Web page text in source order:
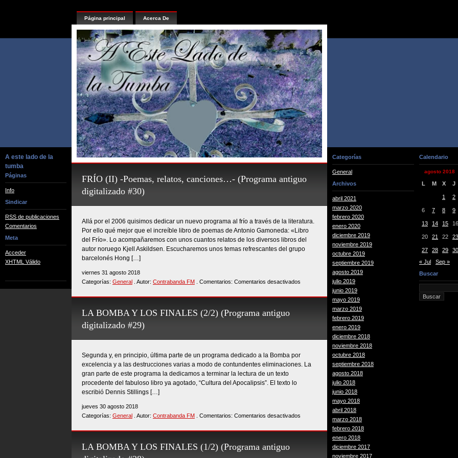
A este lado de la
tumba
Páginas
Info
Sindicar
RSS de publicaciones
Comentarios
Meta
Acceder
XHTML Válido
Página principal Acerca De
FRÍO (II) -Poemas, relatos, canciones…- (Programa antiguo
digitalizado #30)
Allá por el 2006 quisimos dedicar un nuevo programa al frío a través de la literatura.
Por ello qué mejor que el increíble libro de poemas de Antonio Gamoneda: «Libro
del Frío». Lo acompañaremos con unos cuantos relatos de los diversos libros del
autor noruego Kjell Askildsen. Escucharemos unos temas refrescantes del grupo
barcelonés Hong […]
viernes 31 agosto 2018
Categorías: General . Autor: Contrabanda FM . Comentarios: Comentarios desactivados
(II)
canciones…-
antiguo
digitalizado
LA BOMBA Y LOS FINALES (2/2) (Programa antiguo
digitalizado #29)
Segunda y, en principio, última parte de un programa dedicado a la Bomba por
excelencia y a las destrucciones varias a modo de contundentes eliminaciones. La
gran parte de este programa la dedicamos a terminar la lectura de un texto
procedente del fabuloso libro ya agotado, “Cultura del Apocalipsis”. El texto lo
escribió Dennis Stillings […]
jueves 30 agosto 2018
Categorías: General . Autor: Contrabanda FM . Comentarios: Comentarios desactivados
BOMBA
LA BOMBA Y LOS FINALES (1/2) (Programa antiguo
Categorías
General
Archivos
abril 2021
marzo 2020
febrero 2020
enero 2020
diciembre 2019
noviembre 2019
octubre 2019
septiembre 2019
agosto 2019
julio 2019
junio 2019
mayo 2019
marzo 2019
febrero 2019
enero 2019
diciembre 2018
noviembre 2018
octubre 2018
septiembre 2018
agosto 2018
julio 2018
junio 2018
mayo 2018
abril 2018
marzo 2018
febrero 2018
enero 2018
diciembre 2017
noviembre 2017
Calendario
agosto 2018
L M X J
1 2
6 7 8 9
13 14 15 16
20 21 22 23
27 28 29 30
« Jul
Sep »
Buscar